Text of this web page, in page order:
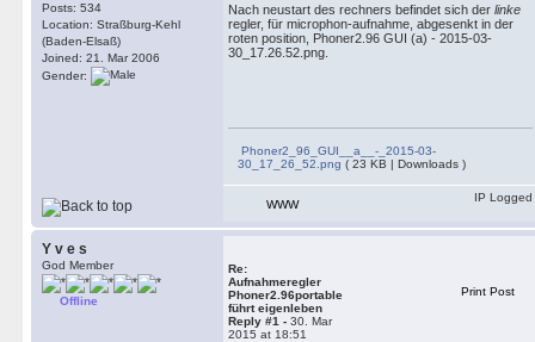
Posts: 534
Location: Straßburg-Kehl
(Baden-Elsaß)
Joined: 21. Mar 2006
Gender:
Nach neustart des rechners befindet sich der linke
regler, für microphon-aufnahme, abgesenkt in der
roten position, Phoner2.96 GUI (a) - 2015-03-
30_17.26.52.png.
Phoner2_96_GUI__a__-_2015-03-
30_17_26_52.png ( 23 KB | Downloads )
WWW
IP Logged
Y v e s
God Member
Offline
Re:
Aufnahmeregler
Phoner2.96portable
führt eigenleben
Reply #1 - 30. Mar
2015 at 18:51
Print Post